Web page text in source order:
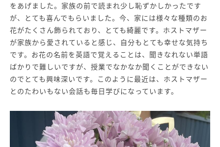
をあげました。家族の前で読まれ少し恥ずかしかったです
が、とても喜んでもらいました。今、家には様々な種類のお
花がたくさん飾られており、とても綺麗です。ホストマザー
が家族から愛されていると感じ、自分もとても幸せな気持ち
です。お花の名前を英語で覚えることは、聞きなれない単語
ばかりで難しいですが、授業でなかなか聞くことができない
のでとても興味深いです。このように最近は、ホストマザー
とのたわいもない会話も毎日学びになっています。